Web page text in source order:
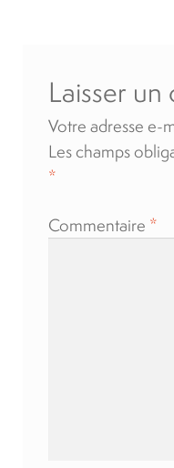
English
Laisser
Votre adresse e-
Les champs
*
Commentaire *